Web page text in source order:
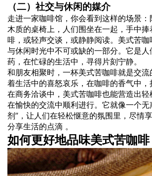
（二）社交与休闲的媒介
走进一家咖啡馆，你会看到这样的场景
木质的桌椅上，人们围坐在一起，手中
啡，或轻声交谈，或静静阅读。美式苦
与休闲时光中不可或缺的一部分。它是人
药，在忙碌的生活中，寻得片刻宁静。
和朋友相聚时，一杯美式苦咖啡就是交
着生活中的喜怒哀乐，在咖啡的香气中，
在商务洽谈中，美式苦咖啡也能营造出
在愉快的交流中顺利进行。它就像一个无
剂”，让人们在轻松惬意的氛围里，尽情
分享生活的点滴 。
如何更好地品味美式苦咖啡